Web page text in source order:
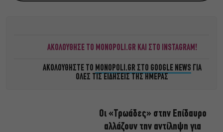
ΑΚΟΛΟΥΘΗΣΕ ΤΟ MONOPOLI.GR ΚΑΙ ΣΤΟ INSTAGRAM!
ΑΚΟΛΟΥΘΗΣΤΕ ΤΟ MONOPOLI.GR ΣΤΟ GOOGLE NEWS ΓΙΑ
ΟΛΕΣ ΤΙΣ ΕΙΔΗΣΕΙΣ ΤΗΣ ΗΜΕΡΑΣ
Οι «Τρωάδες» στην Επίδαυρο
αλλάζουν την αντίληψη για